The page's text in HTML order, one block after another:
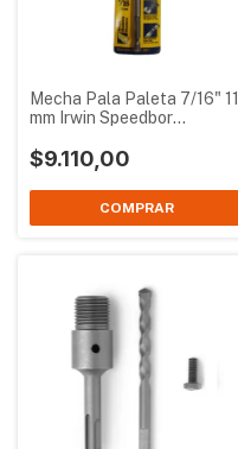
Mecha Pala Paleta 7/16" 11
mm Irwin Speedbor
$9.110,00